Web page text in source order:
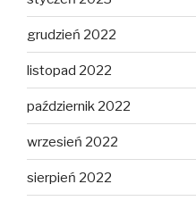
grudzień 2022
listopad 2022
październik 2022
wrzesień 2022
sierpień 2022